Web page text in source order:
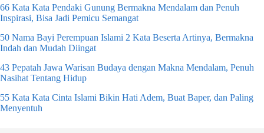
66 Kata Kata Pendaki Gunung Bermakna Mendalam dan Penuh
Inspirasi, Bisa Jadi Pemicu Semangat
50 Nama Bayi Perempuan Islami 2 Kata Beserta Artinya, Bermakna
Indah dan Mudah Diingat
43 Pepatah Jawa Warisan Budaya dengan Makna Mendalam, Penuh
Nasihat Tentang Hidup
55 Kata Kata Cinta Islami Bikin Hati Adem, Buat Baper, dan Paling
Menyentuh